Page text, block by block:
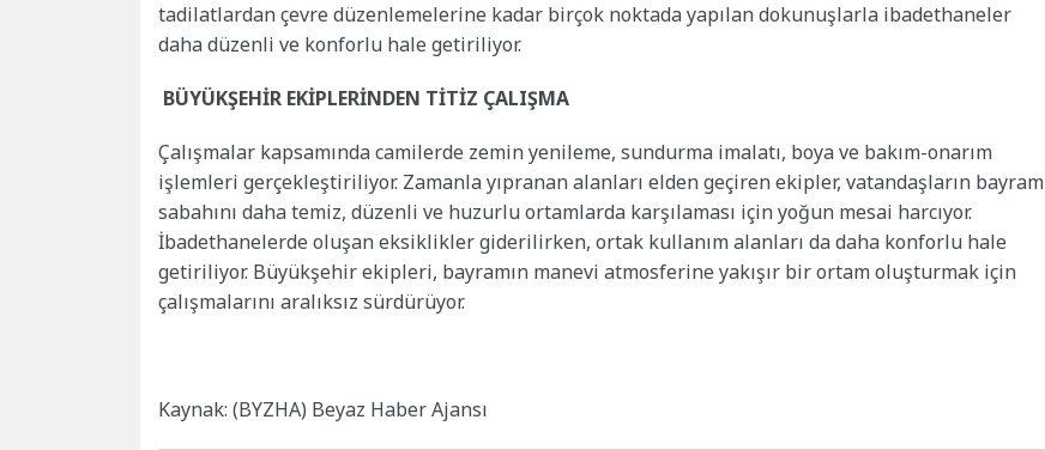
tadilatlardan çevre düzenlemelerine kadar birçok noktada yapılan dokunuşlarla ibadethaneler
daha düzenli ve konforlu hale getiriliyor.
BÜYÜKŞEHİR EKİPLERİNDEN TİTİZ ÇALIŞMA
Çalışmalar kapsamında camilerde zemin yenileme, sundurma imalatı, boya ve bakım-onarım
işlemleri gerçekleştiriliyor. Zamanla yıpranan alanları elden geçiren ekipler, vatandaşların bayram
sabahını daha temiz, düzenli ve huzurlu ortamlarda karşılaması için yoğun mesai harcıyor.
İbadethanelerde oluşan eksiklikler giderilirken, ortak kullanım alanları da daha konforlu hale
getiriliyor. Büyükşehir ekipleri, bayramın manevi atmosferine yakışır bir ortam oluşturmak için
çalışmalarını aralıksız sürdürüyor.
Kaynak: (BYZHA) Beyaz Haber Ajansı